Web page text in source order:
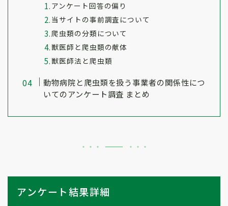
アンケート回答の偏り
当サイトの事前調査について
爬虫類の分類について
獣医師と爬虫類の献体
獣医師法と爬虫類
動物病院と爬虫類を扱う事業者の関係性につ
いてのアンケート調査 まとめ
アンケート結果詳細